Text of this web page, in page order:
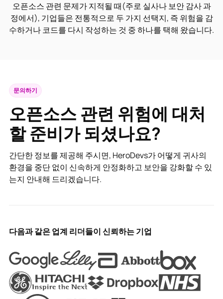
오픈소스 관련 문제가 지적될 때(주로 실사나 보안 감사 과
정에서), 기업들은 전통적으로 두 가지 선택지, 즉 위험을 감
수하거나 코드를 다시 작성하는 것 중 하나를 택해 왔습니다.
문의하기
오픈소스 관련 위험에 대처
할 준비가 되셨나요?
간단한 정보를 제공해 주시면, HeroDevs가 어떻게 귀사의
환경을 중단 없이 신속하게 안정화하고 보안을 강화할 수 있
는지 안내해 드리겠습니다.
다음과 같은 업계 리더들이 신뢰하는 기업